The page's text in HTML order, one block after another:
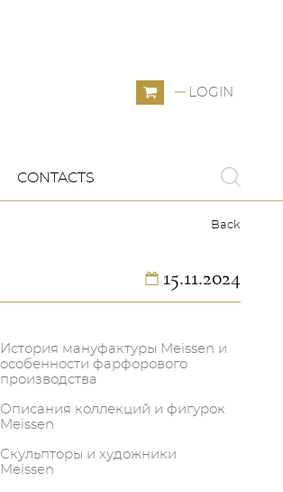
LOGIN
CONTACTS
Back
15.11.2024
История мануфактуры Meissen и
особенности фарфорового
производства
Описания коллекций и фигурок
Meissen
Скульпторы и художники
Meissen